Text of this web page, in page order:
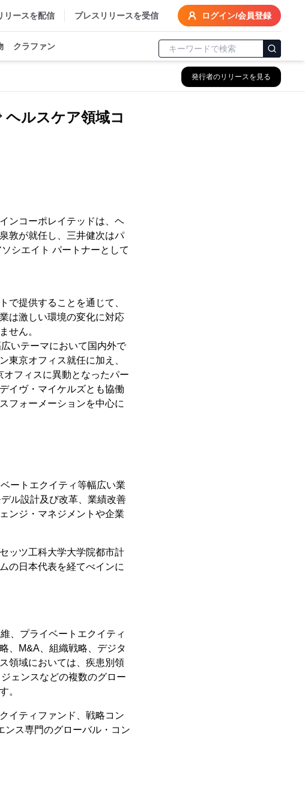
リースを配信 プレスリリースを受信 ログイン/会員登録
クラファン
発行者のリリースを見る
ルスケア領域コ
ンコーポレイテッドは、ヘ
敦が就任し、三井健次はパ
シエイト パートナーとして
で提供することを通じて、
は激しい環境の変化に対応
せん。
いテーマにおいて国内外で
東京オフィス就任に加え、
フィスに異動となったパー
イヴ・マイケルズとも協働
フォーメーションを中心に
ートエクイティ等幅広い業
ル設計及び改革、業績改善
ンジ・マネジメントや企業
ッツ工科大学大学院都市計
の日本代表を経てべインに
、プライベートエクイティ
、M&A、組織戦略、デジタ
領域においては、疾患別領
ェンスなどの複数のグロー
。
イティファンド、戦略コン
ンス専門のグローバル・コン